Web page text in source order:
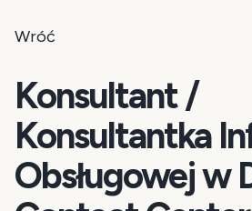
Wróć
Konsultant /
Konsultantka
Obsługowej w